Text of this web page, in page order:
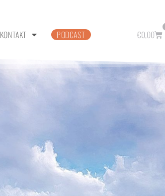
KONTAKT PODCAST €0,00